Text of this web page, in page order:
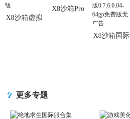
X8沙箱虚拟
X8沙箱Pro
X8沙箱国际
更多专题